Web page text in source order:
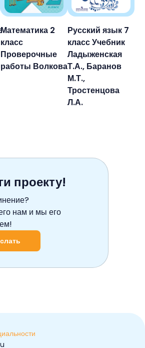
Математика 2
класс
Проверочные
работы Волкова
Русский язык 7
класс Учебник
Ладыженская
Т.А., Баранов
М.Т.,
Тростенцова
Л.А.
проекту!
нам и мы его